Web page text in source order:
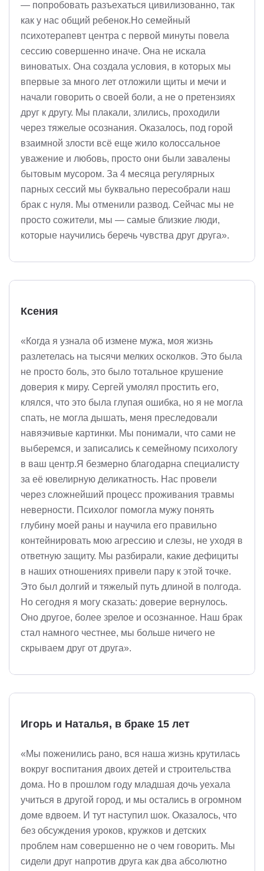
— попробовать разъехаться цивилизованно, так
как у нас общий ребенок.Но семейный
психотерапевт центра с первой минуты повела
сессию совершенно иначе. Она не искала
виноватых. Она создала условия, в которых мы
впервые за много лет отложили щиты и мечи и
начали говорить о своей боли, а не о претензиях
друг к другу. Мы плакали, злились, проходили
через тяжелые осознания. Оказалось, под горой
взаимной злости всё еще жило колоссальное
уважение и любовь, просто они были завалены
бытовым мусором. За 4 месяца регулярных
парных сессий мы буквально пересобрали наш
брак с нуля. Мы отменили развод. Сейчас мы не
просто сожители, мы — самые близкие люди,
которые научились беречь чувства друг друга».
Ксения
«Когда я узнала об измене мужа, моя жизнь
разлетелась на тысячи мелких осколков. Это была
не просто боль, это было тотальное крушение
доверия к миру. Сергей умолял простить его,
клялся, что это была глупая ошибка, но я не могла
спать, не могла дышать, меня преследовали
навязчивые картинки. Мы понимали, что сами не
выберемся, и записались к семейному психологу
в ваш центр.Я безмерно благодарна специалисту
за её ювелирную деликатность. Нас провели
через сложнейший процесс проживания травмы
неверности. Психолог помогла мужу понять
глубину моей раны и научила его правильно
контейнировать мою агрессию и слезы, не уходя в
ответную защиту. Мы разбирали, какие дефициты
в наших отношениях привели пару к этой точке.
Это был долгий и тяжелый путь длиной в полгода.
Но сегодня я могу сказать: доверие вернулось.
Оно другое, более зрелое и осознанное. Наш брак
стал намного честнее, мы больше ничего не
скрываем друг от друга».
Игорь и Наталья, в браке 15 лет
«Мы поженились рано, вся наша жизнь крутилась
вокруг воспитания двоих детей и строительства
дома. Но в прошлом году младшая дочь уехала
учиться в другой город, и мы остались в огромном
доме вдвоем. И тут наступил шок. Оказалось, что
без обсуждения уроков, кружков и детских
проблем нам совершенно не о чем говорить. Мы
сидели друг напротив друга как два абсолютно